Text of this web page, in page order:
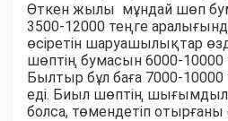
Өткен жылы мұндай шөп
3500-12000 теңге
өсіретін шаруашылықтар
шөптің бумасын 6000-10000
Былтыр бұл баға 7000-
еді. Биыл шөптің
болса, төмендетіп отырғаны